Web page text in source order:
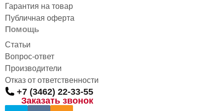
Гарантия на товар
Публичная оферта
Помощь
Статьи
Вопрос-ответ
Производители
Отказ от ответственности
+7 (3462) 22-33-55
Заказать звонок